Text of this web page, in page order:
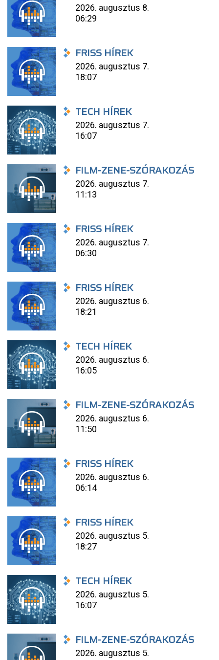
2026. augusztus 8.
06:29
FRISS HÍREK
2026. augusztus 7.
18:07
TECH HÍREK
2026. augusztus 7.
16:07
FILM-ZENE-SZÓRAKOZÁS
2026. augusztus 7.
11:13
FRISS HÍREK
2026. augusztus 7.
06:30
FRISS HÍREK
2026. augusztus 6.
18:21
TECH HÍREK
2026. augusztus 6.
16:05
FILM-ZENE-SZÓRAKOZÁS
2026. augusztus 6.
11:50
FRISS HÍREK
2026. augusztus 6.
06:14
FRISS HÍREK
2026. augusztus 5.
18:27
TECH HÍREK
2026. augusztus 5.
16:07
FILM-ZENE-SZÓRAKOZÁS
2026. augusztus 5.